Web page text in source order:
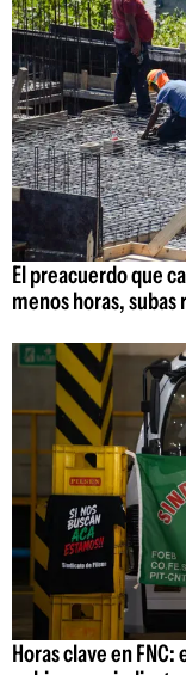
El preacuerdo que
menos horas, subas
Horas clave en